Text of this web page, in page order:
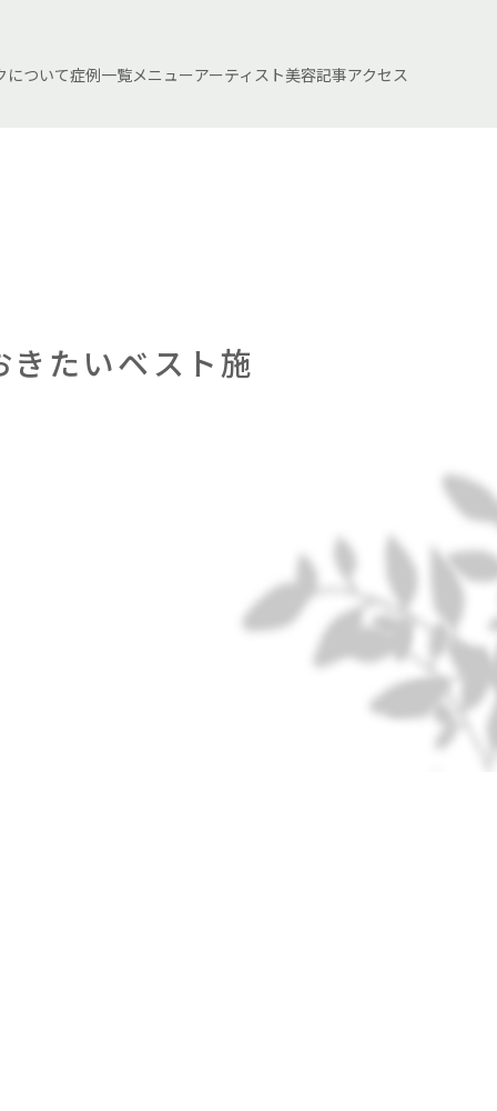
について症例一覧メニューアーティスト美容記事アクセス
きたいベスト施